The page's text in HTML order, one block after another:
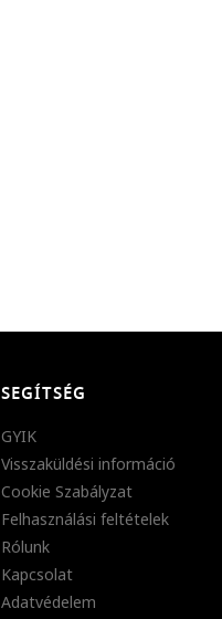
SEGÍTSÉG
GYIK
Visszaküldési információ
Cookie Szabályzat
Felhasználási feltételek
Rólunk
Kapcsolat
Adatvédelem